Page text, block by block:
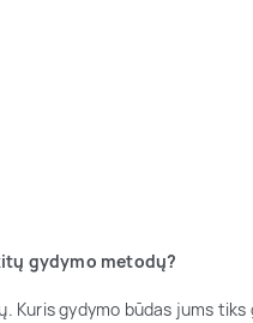
gydymo metodų?
Kuris gydymo būdas jums